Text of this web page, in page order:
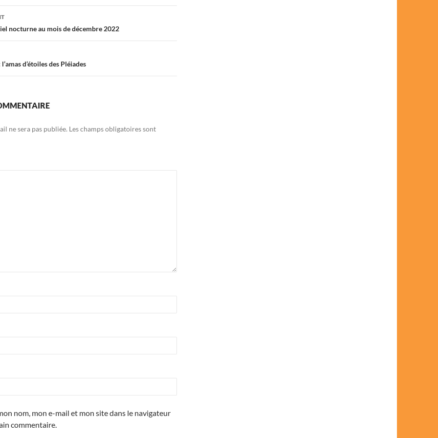
nocturne au mois de décembre 2022
d’étoiles des Pléiades
ne sera pas publiée. Les champs obligatoires sont
nom, mon e-mail et mon site dans le navigateur
commentaire.